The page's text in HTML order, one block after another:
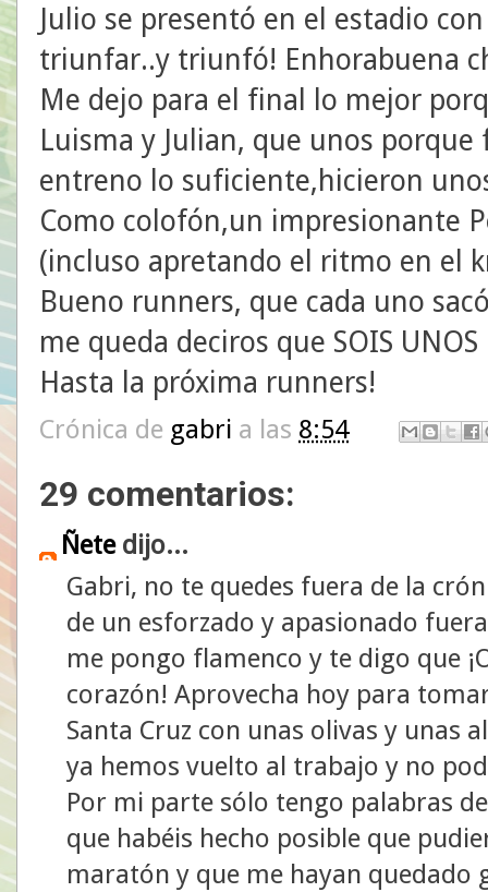
Julio se presentó en el estadio
triunfar..y triunfó! Enhorabuena
Me dejo para el final lo mejor
Luisma y Julian, que unos
entreno lo suficiente,hicieron
Como colofón,un impresionante
(incluso apretando el ritmo en el
Bueno runners, que cada uno
me queda deciros que SOIS UNOS
Hasta la próxima runners!
Crónica de gabri a las 8:54
29 comentarios:
Ñetedijo...
Gabri, no te quedes fuera de la
de un esforzado y apasionado
me pongo flamenco y te digo que
corazón! Aprovecha hoy para
Santa Cruz con unas olivas y unas
ya hemos vuelto al trabajo y no
Por mi parte sólo tengo palabras
que habéis hecho posible que
maratón y que me hayan quedado